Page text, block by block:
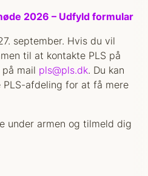
2026 – Udfyld formular
september. Hvis du vil
til at kontakte PLS på
mail pls@pls.dk. Du kan
PLS-afdeling for at få mere
under armen og tilmeld dig